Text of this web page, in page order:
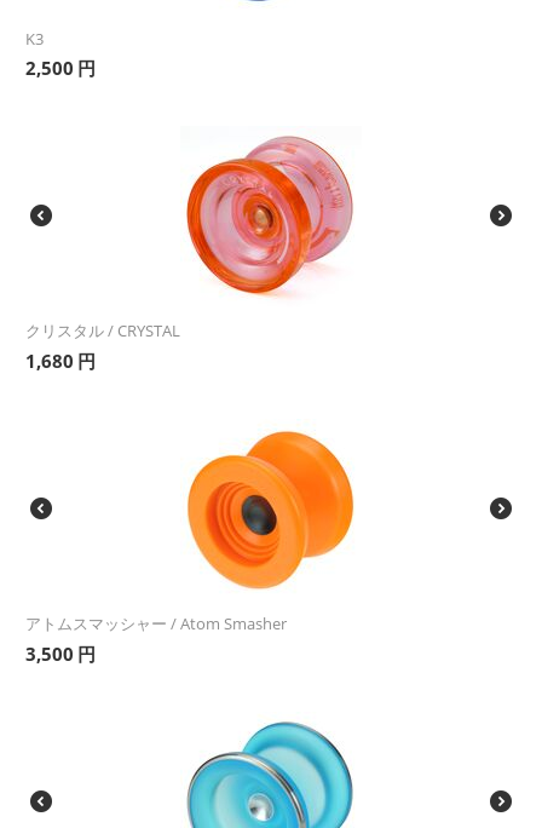
K3
2,500 円
クリスタル / CRYSTAL
1,680 円
アトムスマッシャー / Atom Smasher
3,500 円